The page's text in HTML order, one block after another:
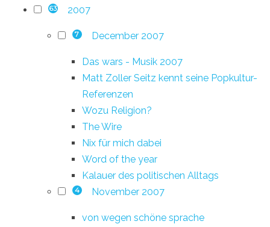
63 2007
7 December 2007
Das wars - Musik 2007
Matt Zoller Seitz kennt seine Popkultur-
Referenzen
Wozu Religion?
The Wire
Nix für mich dabei
Word of the year
Kalauer des politischen Alltags
4 November 2007
von wegen schöne sprache